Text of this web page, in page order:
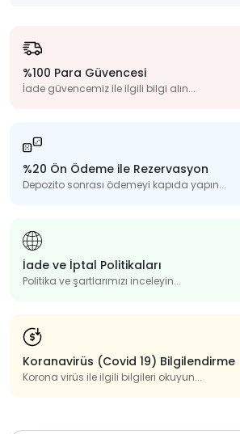
%100 Para Güvencesi
İade güvencemiz ile ilgili bilgi alın...
%20 Ön Ödeme ile Rezervasyon
Depozito sonrası ödemeyi kapıda yapın...
İade ve İptal Politikaları
Politika ve şartlarımızı inceleyin...
Koranavirüs (Covid 19) Bilgilendirme
Korona virüs ile ilgili bilgileri okuyun...